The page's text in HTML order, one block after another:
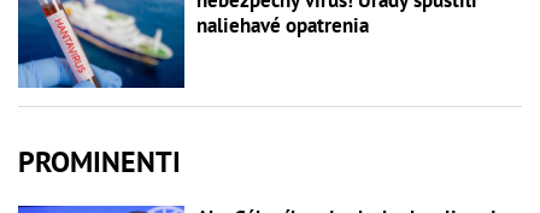
naliehavé opatrenia
PROMINENTI